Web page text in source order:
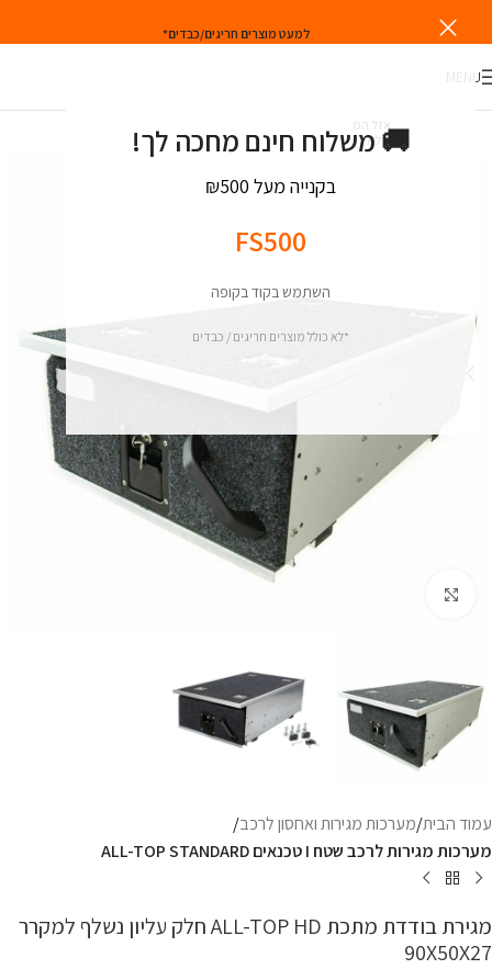
🚚 משלוח חינם מחכה לך!
בקנייה מעל ₪500
FS500
השתמש בקוד בקופה
*לא כולל מוצרים חריגים / כבדים
למעט מוצרים חריגים/כבדים*
MENU
אזל המ
לאי
עמוד הבית מערכות מגירות ואחסון לרכב
מערכות מגירות לרכב שטח I טכנאים ALL-TOP STANDARD
מגירת בודדת מתכת ALL-TOP HD חלק עליון נשלף למקרר
90X50X27